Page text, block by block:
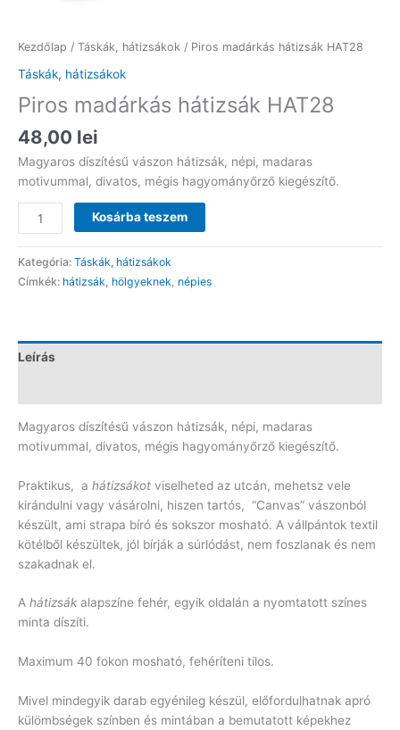
Kezdőlap / Táskák, hátizsákok / Piros madárkás hátizsák HAT28
Táskák, hátizsákok
Piros madárkás hátizsák HAT28
48,00 lei
Magyaros díszítésű vászon hátizsák, népi, madaras
motivummal, divatos, mégis hagyományőrző kiegészítő.
Piros
madárkás
hátizsák
HAT28
mennyiség
Kosárba teszem
Kategória: Táskák, hátizsákok
Címkék: hátizsák, hölgyeknek, népies
Leírás
Magyaros díszítésű vászon hátizsák, népi, madaras
motivummal, divatos, mégis hagyományőrző kiegészítő.
Praktikus, a hátizsákot viselheted az utcán, mehetsz vele
kirándulni vagy vásárolni, hiszen tartós, “Canvas” vászonból
készült, ami strapa bíró és sokszor mosható. A vállpántok textil
kötélből készültek, jól bírják a súrlódást, nem foszlanak és nem
szakadnak el.
A hátizsák alapszíne fehér, egyik oldalán a nyomtatott színes
minta díszíti.
Maximum 40 fokon mosható, fehéríteni tilos.
Mivel mindegyik darab egyénileg készül, előfordulhatnak apró
külömbségek színben és mintában a bemutatott képekhez